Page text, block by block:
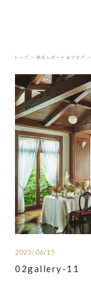
トップ ＞ 挙式レポート＆ブログ ＞
2023/06/15
02gallery-11